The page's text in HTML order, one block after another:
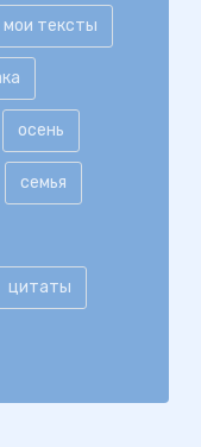
мои тексты
осень
семья
цитаты